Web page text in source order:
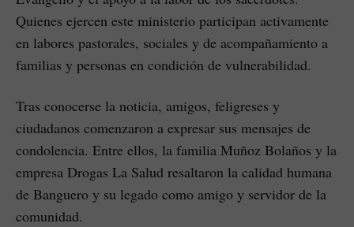
Quienes ejercen este ministerio participan activamente
en labores pastorales, sociales y de acompañamiento a
familias y personas en condición de vulnerabilidad.
Tras conocerse la noticia, amigos, feligreses y
ciudadanos comenzaron a expresar sus mensajes de
condolencia. Entre ellos, la familia Muñoz Bolaños y la
empresa Drogas La Salud resaltaron la calidad humana
de Banguero y su legado como amigo y servidor de la
comunidad.